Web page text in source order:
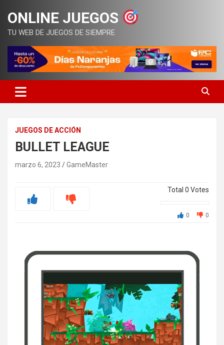
contenido
ONLINE JUEGOS
TU WEB DE JUEGOS DE SIEMPRE
JUEGOS DE ACCIÓN
BULLET LEAGUE
marzo 6, 2023 GameMaster
Total 0 Votes
0
0